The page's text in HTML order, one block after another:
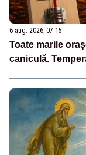
6 aug. 2026, 07:15
Toate marile
caniculă.